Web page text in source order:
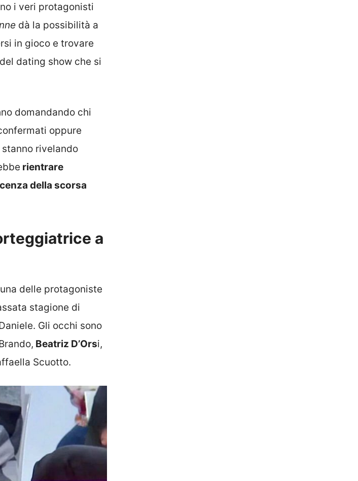
i veri protagonisti
dà la possibilità a
in gioco e trovare
dating show che si
domandando chi
oppure
rivelando
rientrare
della scorsa
a
delle protagoniste
stagione di
Gli occhi sono
Beatriz D’Orsi,
Scuotto.